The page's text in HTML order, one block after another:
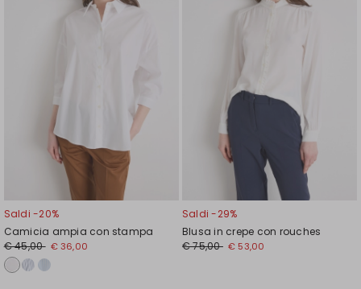
Saldi -20%
Camicia ampia con stampa
€ 45,00 € 36,00
Saldi -29%
Blusa in crepe con rouches
€ 75,00 € 53,00